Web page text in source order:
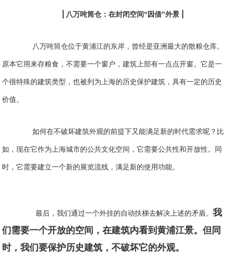
八万吨筒仓：在封闭空间“因借”外景
八万吨筒仓位于黄浦江的东岸，曾经是亚洲最大的散粮仓库。
原本它用来存粮食，不需要一个窗户，建筑上部有一点点开窗。它是一
个很特殊的建筑类型，也被列为上海的历史保护建筑，具有一定的历史
价值。
如何在不破坏建筑外观的前提下又能满足新的时代需求呢？比
如，现在它作为上海城市的公共文化空间，它需要公共性和开放性。同
时，它需要建立一个新的展览流线，满足新的使用功能。
最后，我们通过一个外挂的自动扶梯去解决上述的矛盾。我
们需要一个开放的空间，在建筑内看到黄浦江景。但同
时，我们要保护历史建筑，不破坏它的外观。